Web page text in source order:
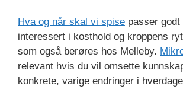
Hva og når skal vi spise passer
interessert i kosthold og kroppens
som også berøres hos Melleby.
relevant hvis du vil omsette
konkrete, varige endringer i